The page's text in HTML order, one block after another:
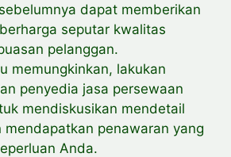
dapat memberikan
seputar kwalitas
pelanggan.
memungkinkan, lakukan
penyedia jasa persewaan
mendiskusikan mendetail
mendapatkan penawaran yang
Anda.